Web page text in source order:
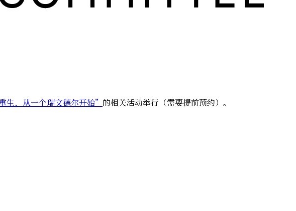
生，从一个瑞文德尔开始” 的相关活动举行（需要提前预约）。